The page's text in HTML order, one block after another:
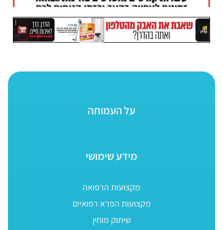
על העמותה
מידע שימושי
מקצועות הרפואה
מקצועות הפרא רפואיים
שיתוק מוחין